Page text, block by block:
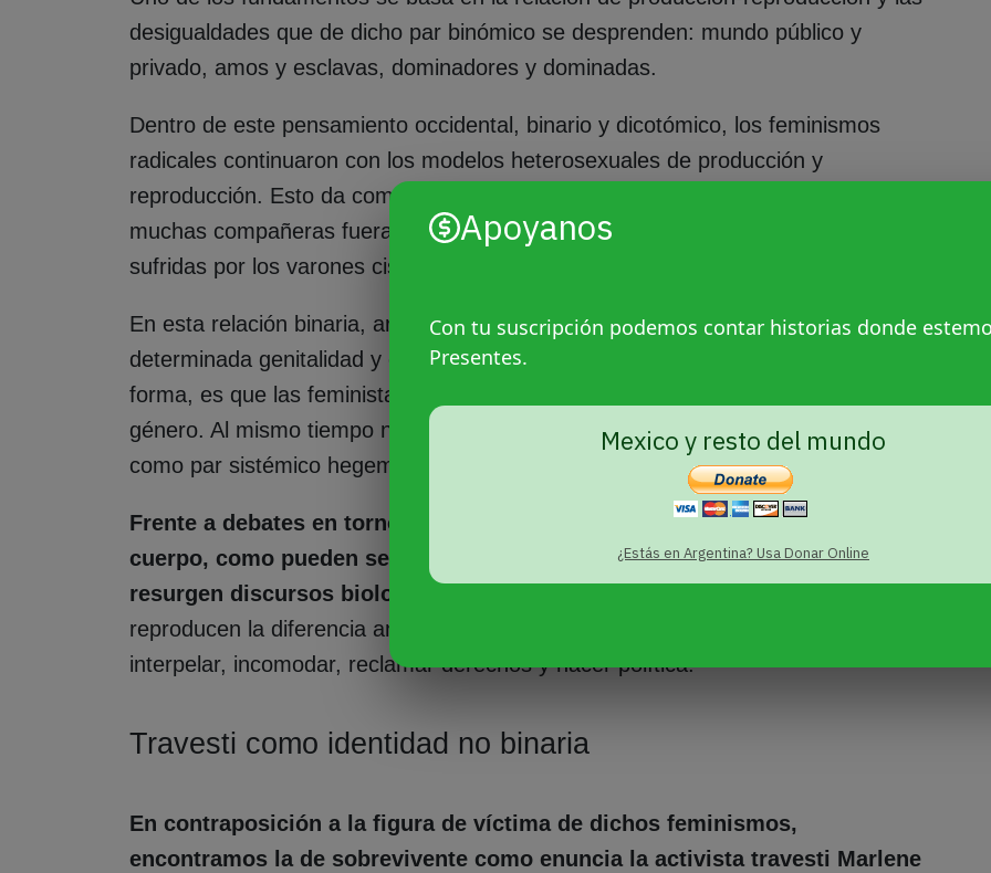
Apoyanos
Con tu suscripción podemos contar historias donde
Presentes.
Mexico y resto del mundo
¿Estás en Argentina? Usa Donar Online
desigualdades que de dicho par binómico se desprenden: mundo público y
privado, amos y esclavas, dominadores y dominadas.
Dentro de este pensamiento occidental, binario y dicotómico, los feminismos
radicales continuaron con los modelos heterosexuales de producción y
reproducción. Esto da como resultado que el ingreso a los feminismos de
muchas compañeras fuera desde la asunción de las opresiones y violencias
sufridas por los varones cis.
En esta relación binaria, artificial y biologicista en la cual si naciste con
determinada genitalidad y órganos estás obligada o obligado a
forma, es que las feministas radicales no advierten la artificialidad de su propio
género. Al mismo tiempo no registran las violencias que reproducen y ejercen
como par sistémico hegemónico con la comunidad trans.
Frente a debates en torno a la productividad y la reproductividad del
cuerpo, como pueden ser los debates por el derecho al aborto, es que
resurgen discursos biologicistas
reproducen la diferencia anatómica de dicho par sistémico como único modo de
interpelar, incomodar, reclamar derechos y hacer política.
Travesti como identidad no binaria
En contraposición a la figura de víctima de dichos feminismos,
encontramos la de sobrevivente como enuncia la activista travesti Marlene